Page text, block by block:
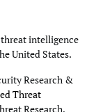
intelligence
United States.
Research &
Threat
Research,